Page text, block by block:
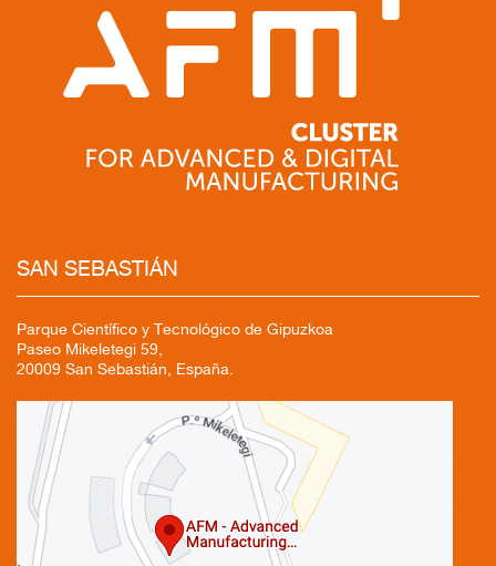
SAN SEBASTIÁN
Parque Científico y Tecnológico de Gipuzkoa
Paseo Mikeletegi 59,
20009 San Sebastián, España.